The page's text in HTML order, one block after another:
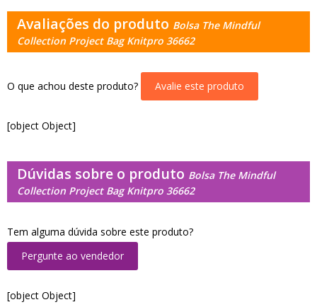
Avaliações do produto Bolsa The Mindful
Collection Project Bag Knitpro 36662
O que achou deste produto? Avalie este produto
[object Object]
Dúvidas sobre o produto Bolsa The Mindful
Collection Project Bag Knitpro 36662
Tem alguma dúvida sobre este produto?
Pergunte ao vendedor
[object Object]